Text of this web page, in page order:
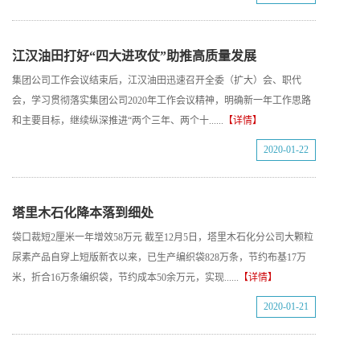
江汉油田打好“四大进攻仗”助推高质量发展
集团公司工作会议结束后，江汉油田迅速召开全委（扩大）会、职代
会，学习贯彻落实集团公司2020年工作会议精神，明确新一年工作思路
和主要目标，继续纵深推进“两个三年、两个十...... 【详情】
2020-01-22
塔里木石化降本落到细处
袋口裁短2厘米一年增效58万元 截至12月5日，塔里木石化分公司大颗粒
尿素产品自穿上短版新衣以来，已生产编织袋828万条，节约布基17万
米，折合16万条编织袋，节约成本50余万元，实现...... 【详情】
2020-01-21